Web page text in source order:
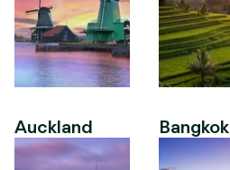
Auckland Bangkok